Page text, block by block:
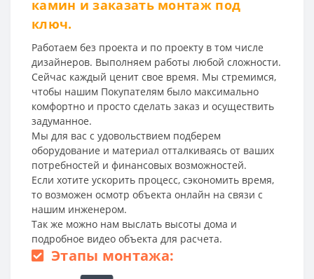
камин и заказать монтаж под
ключ.
Работаем без проекта и по проекту в том числе
дизайнеров. Выполняем работы любой сложности.
Сейчас каждый ценит свое время. Мы стремимся,
чтобы нашим Покупателям было максимально
комфортно и просто сделать заказ и осуществить
задуманное.
Мы для вас с удовольствием подберем
оборудование и материал отталкиваясь от ваших
потребностей и финансовых возможностей.
Если хотите ускорить процесс, сэкономить время,
то возможен осмотр объекта онлайн на связи с
нашим инженером.
Так же можно нам выслать высоты дома и
подробное видео объекта для расчета.
Этапы монтажа: